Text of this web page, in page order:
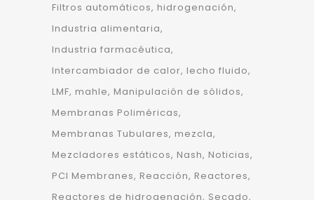
Filtros automáticos hidrogenación
Industria alimentaria
Industria farmacéutica
Intercambiador de calor lecho fluido
LMF mahle Manipulación de sólidos
Membranas Poliméricas
Membranas Tubulares mezcla
Mezcladores estáticos Nash Noticias
PCI Membranes Reacción Reactores
Reactores de hidrogenación Secado